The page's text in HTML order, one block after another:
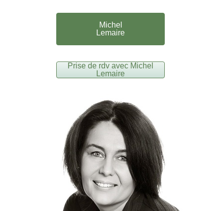
Michel
Lemaire
Prise de rdv avec Michel
Lemaire